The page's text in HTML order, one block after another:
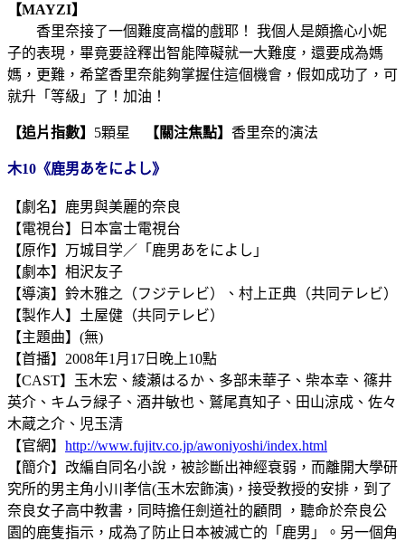
【MAYZI】
香里奈接了一個難度高檔的戲耶！ 我個人是頗擔心小妮
子的表現，畢竟要詮釋出智能障礙就一大難度，還要成為媽
媽，更難，希望香里奈能夠掌握住這個機會，假如成功了，可
就升「等級」了！加油！
【追片指數】 5顆星 【關注焦點】 香里奈的演法
木10《鹿男あをによし》
【劇名】鹿男與美麗的奈良
【電視台】日本富士電視台
【原作】万城目学／「鹿男あをによし」
【劇本】相沢友子
【導演】鈴木雅之（フジテレビ）、村上正典（共同テレビ）
【製作人】土屋健（共同テレビ）
【主題曲】(無)
【首播】2008年1月17日晚上10點
【CAST】玉木宏、綾瀬はるか、多部未華子、柴本幸、篠井
英介、キムラ緑子、酒井敏也、鷲尾真知子、田山涼成、佐々
木蔵之介、児玉清
【官網】 http://www.fujitv.co.jp/awoniyoshi/index.html
【簡介】改編自同名小說，被診斷出神經衰弱，而離開大學研
究所的男主角小川孝信(玉木宏飾演)，接受教授的安排，到了
奈良女子高中教書，同時擔任劍道社的顧問 ，聽命於奈良公
園的鹿隻指示，成為了防止日本被滅亡的「鹿男」。另一個角